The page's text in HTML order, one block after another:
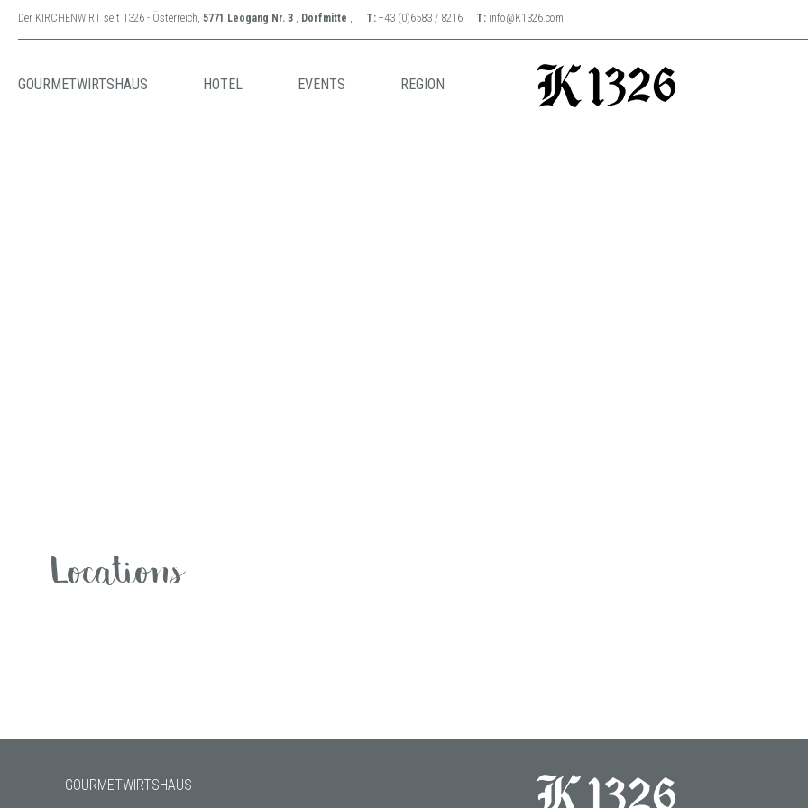
Der KIRCHENWIRT seit 1326 - Österreich, 5771 Leogang Nr. 3 , Dorfmitte , T: +43 (0)6583 / 8216 T: info@K1326.com
GOURMETWIRTSHAUS HOTEL EVENTS REGION
Locations
GOURMETWIRTSHAUS